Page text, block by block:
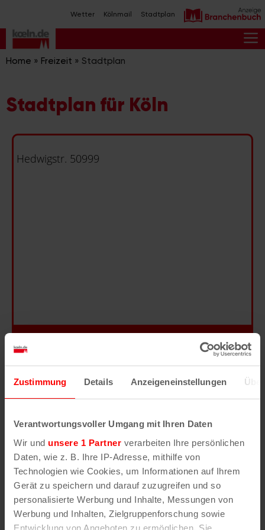
Zustimmung Details Anzeigeneinstellungen
Verantwortungsvoller Umgang mit Ihren Daten
Wir und unsere 1 Partner verarbeiten Ihre persönlichen
Daten, wie z. B. Ihre IP-Adresse, mithilfe von
Technologien wie Cookies, um Informationen auf Ihrem
Gerät zu speichern und darauf zuzugreifen und so
personalisierte Werbung und Inhalte, Messungen von
Werbung und Inhalten, Zielgruppenforschung sowie
Entwicklung von Angeboten zu ermöglichen. Sie
Inhalt
springen
Wetter Kölnmail Stadtplan
Home » Freizeit » Stadtplan
Stadtplan für Köln
Fehler/Problem melden
Darstellung des RVR-Kartenwerks
Stadtplanwerk
erhältst Du unsere koeln.de-Karte mit vielen
weiteren Details wie z.B. Hausnummern.
Unser Stadtplan basiert auf Daten des
OpenStreetMap
-Projekts (
© OpenStreetMap
Mitwirkende
) und von OpenCycleMap.org